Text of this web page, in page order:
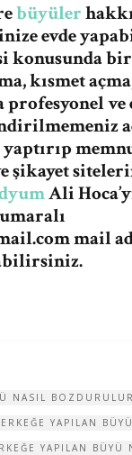
büyüler
evde
konusunda
kısmet
profesyonel
şikayet
Ali
mail
NASIL
ERKEĞE YAPILAN
YAPILAN